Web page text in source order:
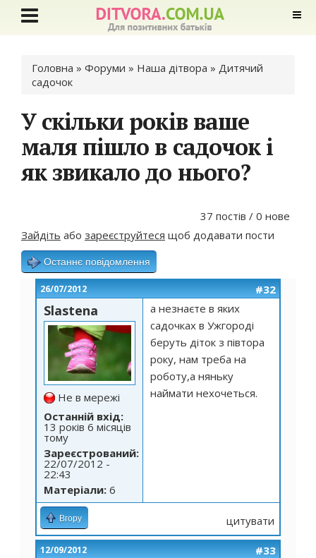
Ви є тут
Головна » Форуми » Наша дітвора » Дитячий
садочок
У скільки років ваше
маля пішло в садочок і
як звикало до нього?
37 постів / 0 нове
Зайдіть або зареєструйтеся щоб додавати пости
Останнє повідомлення
26/07/2012 #32
Slastena
Не в мережі
Останній вхід:
13 років 6 місяців
тому
Зареєстрований:
22/07/2012 -
22:43
Матеріали: 6
а незнаєте в яких
садочках в Ужгороді
беруть діток з півтора
року, нам треба на
роботу,а няньку
наймати нехочеться.
Вгору цитувати
12/09/2012 #33